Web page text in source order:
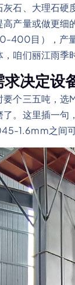
灰石、大理石
产量或做更细
目），产量
咱们丽江雨季
决定设
个三五吨，选
。这里插一句
1.6mm之间